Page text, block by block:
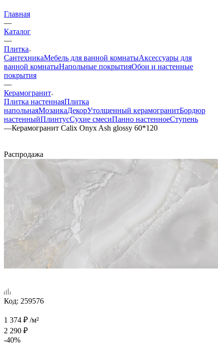
Главная
—
Каталог
—
Плитка
СантехникаМебель для ванной комнатыАксессуары для
ванной комнатыНапольные покрытияОбои и настенные
покрытия
—
Керамогранит
Плитка настеннаяПлитка
напольнаяМозаикаДекорУтолщенный керамогранитБордюр
настенныйПлинтусСухие смесиПанно настенноеСтупень
—Керамогранит Calix Onyx Ash glossy 60*120
Распродажа
Код: 259576
1 374 ₽ /м²
2 290 ₽
-40%